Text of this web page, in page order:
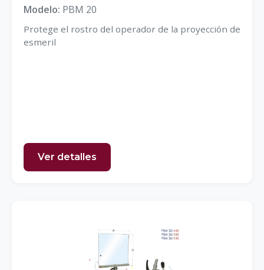
Modelo: PBM 20
Protege el rostro del operador de la proyección de
esmeril
Ver detalles